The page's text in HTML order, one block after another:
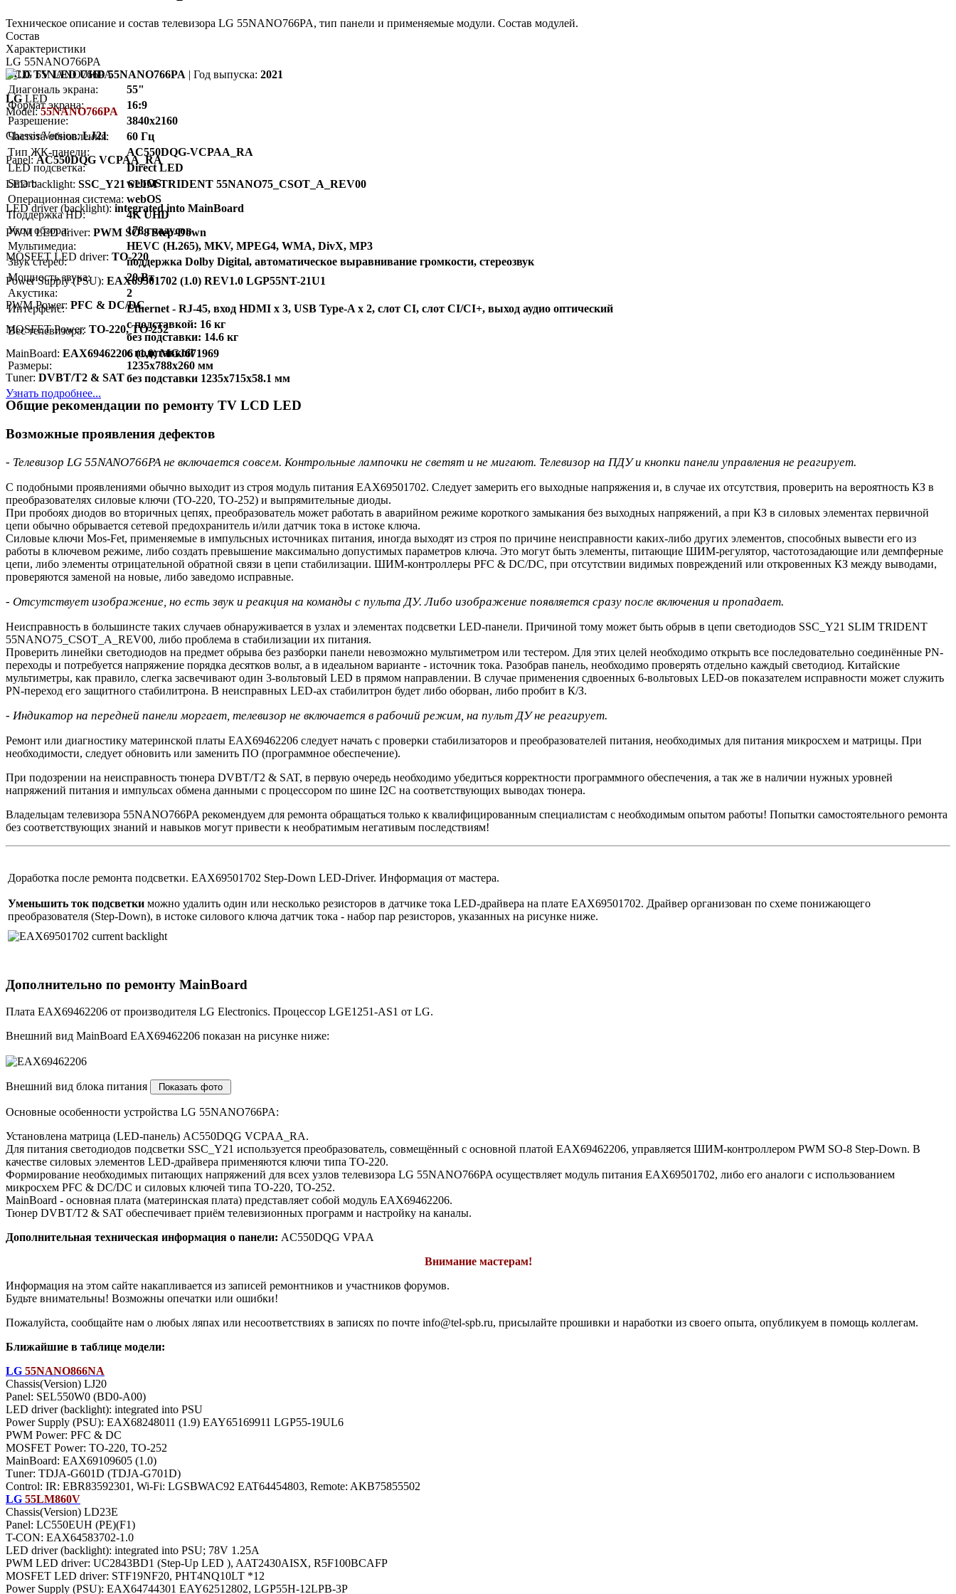
Техническое описание и состав телевизора LG 55NANO766PA, тип панели и применяемые модули. Состав модулей.
Состав
Характеристики
LG 55NANO766PA
LCD TV LED UHD 55NANO766PA | Год выпуска: 2021
Диагональ экрана:
55"
Формат экрана:
16:9
Разрешение:
3840x2160
Частота обновления:
60 Гц
Тип ЖК-панели:
AC550DQG-VCPAA_RA
LED подсветка:
Direct LED
Smart:
webOS
Операционная система: webOS
Поддержка HD:
4K UHD
Угол обзора:
178 градусов
Мультимедиа:
HEVC (H.265), MKV, MPEG4, WMA, DivX, MP3
Звук стерео:
поддержка Dolby Digital, автоматическое выравнивание громкости, стереозвук
Мощность звука:
20 Вт
Акустика:
2
Интерфейс:
Ethernet - RJ-45, вход HDMI x 3, USB Type-A x 2, слот CI, слот CI/CI+, выход аудио оптический
Вес телевизора:
с подставкой: 16 кг
без подставки: 14.6 кг
Размеры:
с подставкой
1235x788x260 мм
без подставки 1235x715x58.1 мм
Узнать подробнее...
LG LED
Model:55NANO766PA
Chassis/Version:LJ21
Panel:AC550DQG VCPAA_RA
LED backlight: SSC_Y21 SLIM TRIDENT 55NANO75_CSOT_A_REV00
LED driver (backlight): integrated into MainBoard
PWM LED driver: PWM SO-8 Step-Down
MOSFET LED driver: TO-220
Power Supply (PSU): EAX69501702 (1.0) REV1.0 LGP55NT-21U1
PWM Power: PFC & DC/DC
MOSFET Power: TO-220, TO-252
MainBoard: EAX69462206 (1.0) MGJ671969
Тuner: DVBT/T2 & SAT
Общие рекомендации по ремонту TV LCD LED
Возможные проявления дефектов
- Телевизор LG 55NANO766PA не включается совсем. Контрольные лампочки не светят и не мигают. Телевизор на ПДУ и кнопки панели управления не реагирует.
С подобными проявлениями обычно выходит из строя модуль питания EAX69501702. Следует замерить его выходные напряжения и, в случае их отсутствия, проверить на вероятность КЗ в
преобразователях силовые ключи (TO-220, TO-252) и выпрямительные диоды.
При пробоях диодов во вторичных цепях, преобразователь может работать в аварийном режиме короткого замыкания без выходных напряжений, а при КЗ в силовых элементах первичной
цепи обычно обрывается сетевой предохранитель и/или датчик тока в истоке ключа.
Силовые ключи Mos-Fet, применяемые в импульсных источниках питания, иногда выходят из строя по причине неисправности каких-либо других элементов, способных вывести его из
работы в ключевом режиме, либо создать превышение максимально допустимых параметров ключа. Это могут быть элементы, питающие ШИМ-регулятор, частотозадающие или демпферные
цепи, либо элементы отрицательной обратной связи в цепи стабилизации. ШИМ-контроллеры PFC & DC/DC, при отсутствии видимых повреждений или откровенных КЗ между выводами,
проверяются заменой на новые, либо заведомо исправные.
- Отсутствует изображение, но есть звук и реакция на команды с пульта ДУ. Либо изображение появляется сразу после включения и пропадает.
Неисправность в большинсте таких случаев обнаруживается в узлах и элементах подсветки LED-панели. Причиной тому может быть обрыв в цепи светодиодов SSC_Y21 SLIM TRIDENT
55NANO75_CSOT_A_REV00, либо проблема в стабилизации их питания.
Проверить линейки светодиодов на предмет обрыва без разборки панели невозможно мультиметром или тестером. Для этих целей необходимо открыть все последовательно соединённые PN-
переходы и потребуется напряжение порядка десятков вольт, а в идеальном варианте - источник тока. Разобрав панель, необходимо проверять отдельно каждый светодиод. Китайские
мультиметры, как правило, слегка засвечивают один 3-вольтовый LED в прямом направлении. В случае применения сдвоенных 6-вольтовых LED-ов показателем исправности может служить
PN-переход его защитного стабилитрона. В неисправных LED-ах стабилитрон будет либо оборван, либо пробит в К/З.
- Индикатор на передней панели моргает, телевизор не включается в рабочий режим, на пульт ДУ не реагирует.
Ремонт или диагностику материнской платы EAX69462206 следует начать с проверки стабилизаторов и преобразователей питания, необходимых для питания микросхем и матрицы. При
необходимости, следует обновить или заменить ПО (программное обеспечение).
При подозрении на неисправность тюнера DVBT/T2 & SAT, в первую очередь необходимо убедиться корректности программного обеспечения, а так же в наличии нужных уровней
напряжений питания и импульсах обмена данными с процессором по шине I2C на соответствующих выводах тюнера.
Владельцам телевизора 55NANO766PA рекомендуем для ремонта обращаться только к квалифицированным специалистам с необходимым опытом работы! Попытки самостоятельного ремонта
без соответствующих знаний и навыков могут привести к необратимым негативым последствиям!
Доработка после ремонта подсветки. EAX69501702 Step-Down LED-Driver. Информация от мастера.
Уменьшить ток подсветки можно удалить один или несколько резисторов в датчике тока LED-драйвера на плате EAX69501702. Драйвер организован по схеме понижающего
преобразователя (Step-Down), в истоке силового ключа датчик тока - набор пар резисторов, указанных на рисунке ниже.
Дополнительно по ремонту MainBoard
Плата EAX69462206 от производителя LG Electronics. Процессор LGE1251-AS1 от LG.
Внешний вид MainBoard EAX69462206 показан на рисунке ниже:
Внешний вид блока питания
Основные особенности устройства LG 55NANO766PA:
Установлена матрица (LED-панель) AC550DQG VCPAA_RA.
Для питания светодиодов подсветки SSC_Y21 используется преобразователь, совмещённый с основной платой EAX69462206, управляется ШИМ-контроллером PWM SO-8 Step-Down. В
качестве силовых элементов LED-драйвера применяются ключи типа TO-220.
Формирование необходимых питающих напряжений для всех узлов телевизора LG 55NANO766PA осуществляет модуль питания EAX69501702, либо его аналоги c использованием
микросхем PFC & DC/DC и силовых ключей типа TO-220, TO-252.
MainBoard - основная плата (материнская плата) представляет собой модуль EAX69462206.
Тюнер DVBT/T2 & SAT обеспечивает приём телевизионных программ и настройку на каналы.
Дополнительная техническая информация о панели: AC550DQG VPAA
Внимание мастерам!
Информация на этом сайте накапливается из записей ремонтников и участников форумов.
Будьте внимательны! Возможны опечатки или ошибки!
Пожалуйста, сообщайте нам о любых ляпах или несоответствиях в записях по почте info@tel-spb.ru, присылайте прошивки и наработки из своего опыта, опубликуем в помощь коллегам.
Ближайшие в таблице модели:
LG 55NANO866NA
Chassis(Version) LJ20
Panel: SEL550W0 (BD0-A00)
LED driver (backlight): integrated into PSU
Power Supply (PSU): EAX68248011 (1.9) EAY65169911 LGP55-19UL6
PWM Power: PFC & DC
MOSFET Power: TO-220, TO-252
MainBoard: EAX69109605 (1.0)
Тuner: TDJA-G601D (TDJA-G701D)
Control: IR: EBR83592301, Wi-Fi: LGSBWAC92 EAT64454803, Remote: AKB75855502
LG 55LM860V
Chassis(Version) LD23E
Panel: LC550EUH (PE)(F1)
T-CON: EAX64583702-1.0
LED driver (backlight): integrated into PSU; 78V 1.25A
PWM LED driver: UC2843BD1 (Step-Up LED ), AAT2430AISX, R5F100BCAFP
MOSFET LED driver: STF19NF20, PHT4NQ10LT *12
Power Supply (PSU): EAX64744301 EAY62512802, LGP55H-12LPB-3P